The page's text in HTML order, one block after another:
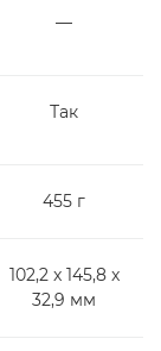
—
Так
455 г
102,2 x 145,8 x
32,9 мм